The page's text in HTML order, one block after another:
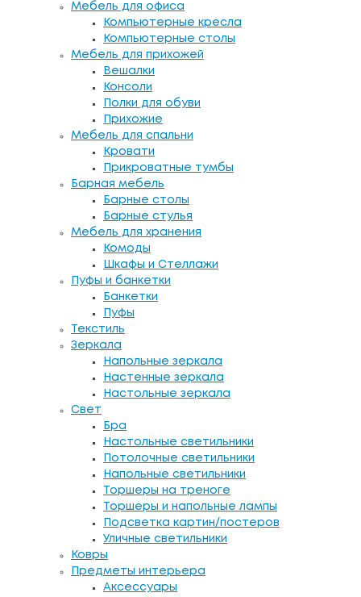
Мебель для офиса
Компьютерные кресла
Компьютерные столы
Мебель для прихожей
Вешалки
Консоли
Полки для обуви
Прихожие
Мебель для спальни
Кровати
Прикроватные тумбы
Барная мебель
Барные столы
Барные стулья
Мебель для хранения
Комоды
Шкафы и Стеллажи
Пуфы и банкетки
Банкетки
Пуфы
Текстиль
Зеркала
Напольные зеркала
Настенные зеркала
Настольные зеркала
Свет
Бра
Настольные светильники
Потолочные светильники
Напольные светильники
Торшеры на треноге
Торшеры и напольные лампы
Подсветка картин/постеров
Уличные светильники
Ковры
Предметы интерьера
Аксессуары